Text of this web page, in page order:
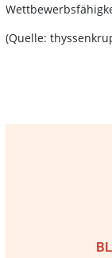
(Quelle: